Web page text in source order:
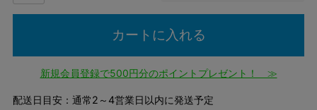
カートに入れる
新規会員登録で500円分のポイントプレゼント！ ≫
配送日目安：通常2～4営業日以内に発送予定